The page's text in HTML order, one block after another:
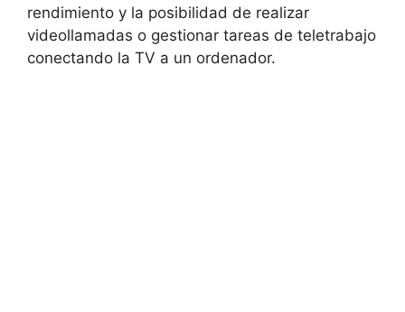
rendimiento y la posibilidad de realizar
videollamadas o gestionar tareas de teletrabajo
conectando la TV a un ordenador.